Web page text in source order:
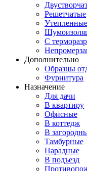
Решетчатые
Утепленные
С
Дополнительно
Образцы
Фурнитура
Назначение
Для дачи
В квартиру
Офисные
В коттедж
В
Тамбурные
Парадные
В подъезд